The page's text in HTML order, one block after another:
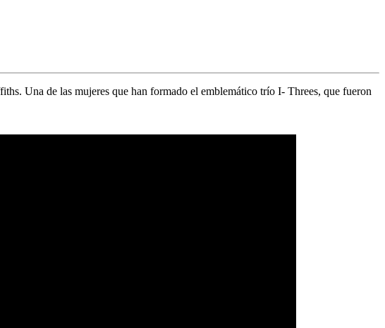
Una‌ ‌de‌ ‌las‌ ‌mujeres‌ ‌que‌ ‌han‌ ‌formado‌ ‌el‌ ‌emblemático‌ ‌trío‌ ‌ I-‌ ‌Threes‌, que fueron